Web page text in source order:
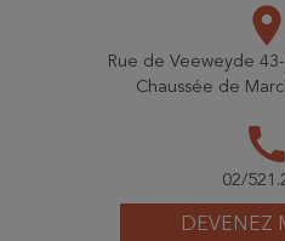
DEVENEZ
place
Rue de Veeweyde
Chaussée de
call
02/